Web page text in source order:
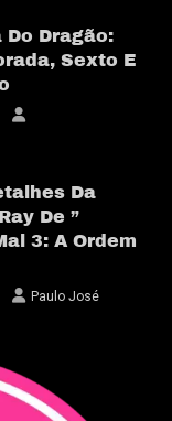
Do Dragão:
Sexto E
Da
De ”
3: A Ordem
Paulo José